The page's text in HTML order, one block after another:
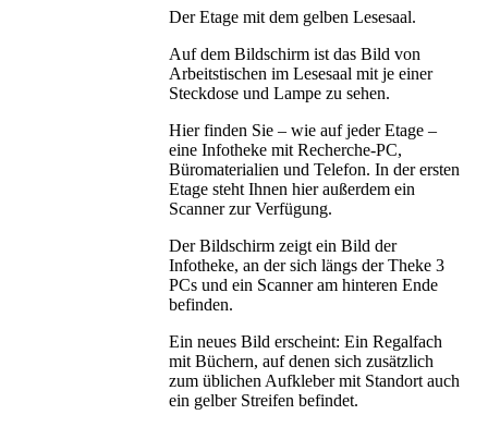
Der Etage mit dem gelben Lesesaal.
Auf dem Bildschirm ist das Bild von
Arbeitstischen im Lesesaal mit je einer
Steckdose und Lampe zu sehen.
Hier finden Sie – wie auf jeder Etage –
eine Infotheke mit Recherche-PC,
Büromaterialien und Telefon. In der ersten
Etage steht Ihnen hier außerdem ein
Scanner zur Verfügung.
Der Bildschirm zeigt ein Bild der
Infotheke, an der sich längs der Theke 3
PCs und ein Scanner am hinteren Ende
befinden.
Ein neues Bild erscheint: Ein Regalfach
mit Büchern, auf denen sich zusätzlich
zum üblichen Aufkleber mit Standort auch
ein gelber Streifen befindet.